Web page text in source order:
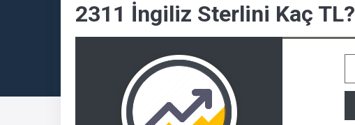
2311 İngiliz Sterlini Kaç TL?